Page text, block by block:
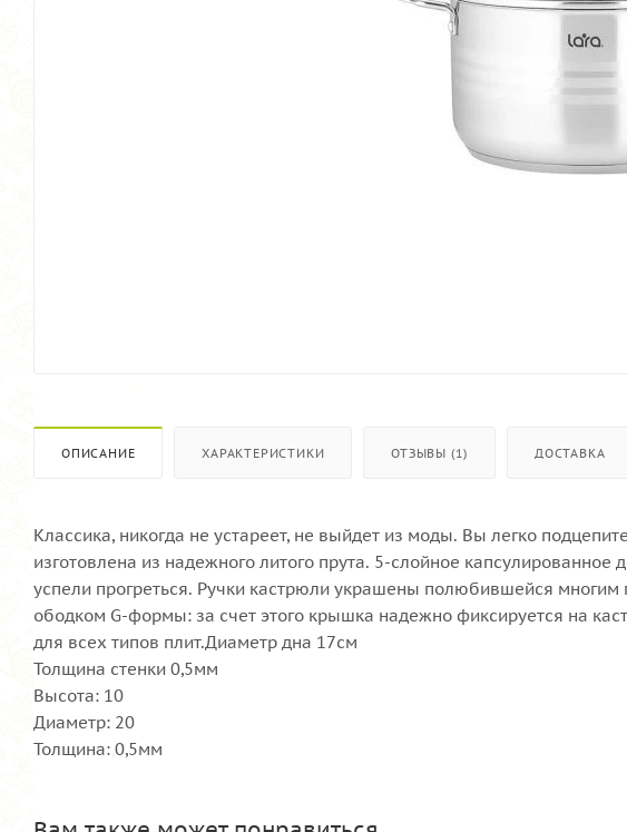
ОПИСАНИЕ ХАРАКТЕРИСТИКИ ОТЗЫВЫ (1) ДОСТАВКА
Классика, никогда не устареет, не выйдет из моды. Вы легко
изготовлена из надежного литого прута. 5-слойное
успели прогреться. Ручки кастрюли украшены полюбившейся
ободком G-формы: за счет этого крышка надежно фиксируется на
для всех типов плит.Диаметр дна 17см
Толщина стенки 0,5мм
Высота: 10
Диаметр: 20
Толщина: 0,5мм